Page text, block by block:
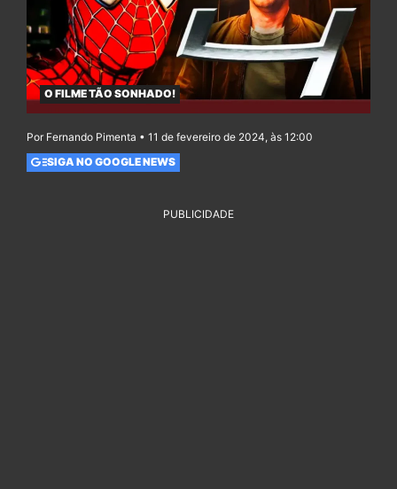
O FILME TÃO SONHADO!
Por Fernando Pimenta • 11 de fevereiro de 2024, às 12:00
SIGA NO GOOGLE NEWS
PUBLICIDADE